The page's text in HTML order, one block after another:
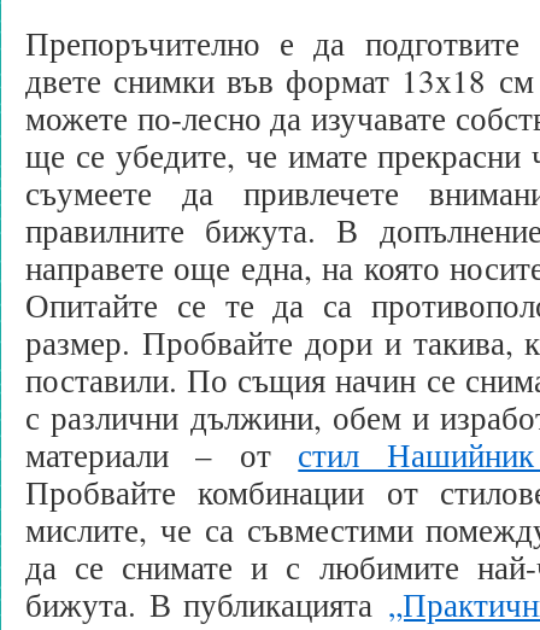
Препоръчително е да подготвите
двете снимки във формат 13х18
можете по-лесно да изучавате
ще се убедите, че имате прекрасни
съумеете да привлечете
правилните бижута. В
направете още една, на която
Опитайте се те да са
размер. Пробвайте дори и такива,
поставили. По същия начин се
с различни дължини, обем и
материали – от стил
Пробвайте комбинации от
мислите, че са съвместими
да се снимате и с любимите
бижута. В публикацията